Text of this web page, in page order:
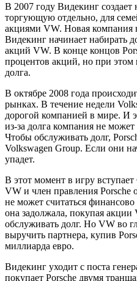
В 2007 году Видекинг
торгующую отдельно, для
акциями VW. Новая компания
Видекинг начинает набирать
акций VW. В конце концов
процентов акций, но при этом
долга.
В октябре 2008 года
рынках. В течение недели
дорогой компанией в мире. И
из-за долга компания не
Чтобы обслуживать долг,
Volkswagen Group. Если они
упадет.
В этот момент в игру
VW и член правления Porsche
не может считаться
она задолжала, покупая акции
обслуживать долг. Но VW во
выручить партнера, купив
миллиарда евро.
Видекинг уходит с поста
покупает Porsche двумя